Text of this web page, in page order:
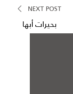
NEXT POST
بحيرات أبها